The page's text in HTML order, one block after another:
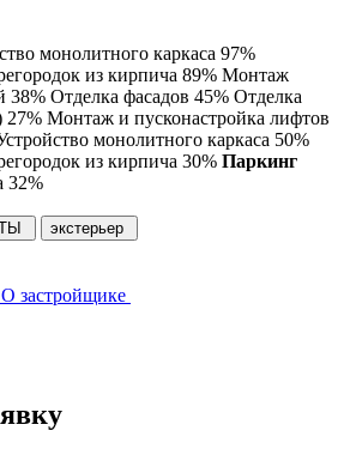
монолитного каркаса 97%
из кирпича 89% Монтаж
38% Отделка фасадов 45% Отделка
27% Монтаж и пусконастройка лифтов
монолитного каркаса 50%
из кирпича 30% Паркинг
32%
экстерьер
О застройщике